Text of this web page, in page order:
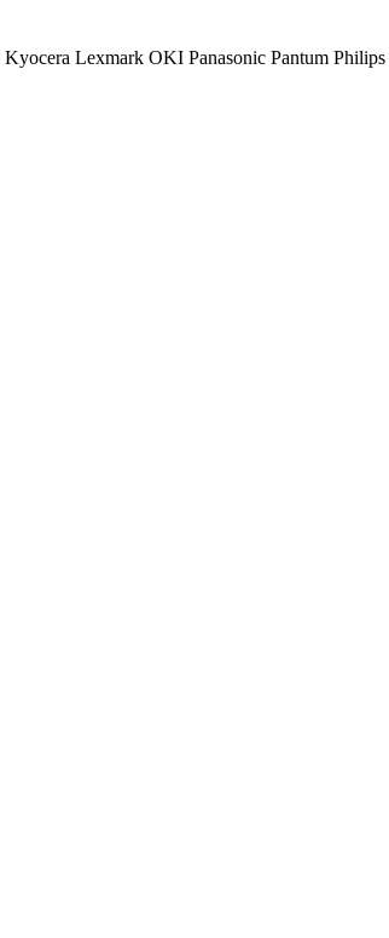
Kyocera Lexmark OKI Panasonic Pantum Philips